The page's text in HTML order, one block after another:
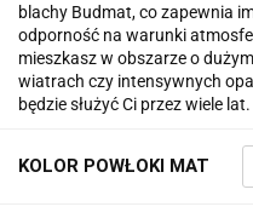
blachy Budmat, co zapewnia
odporność na warunki
mieszkasz w obszarze o
wiatrach czy intensywnych
będzie służyć Ci przez wiele lat.
KOLOR POWŁOKI MAT